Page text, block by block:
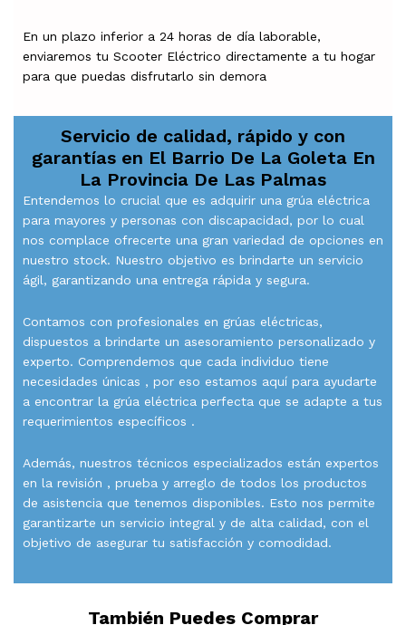
En un plazo inferior a 24 horas de día laborable,
enviaremos tu Scooter Eléctrico directamente a tu hogar
para que puedas disfrutarlo sin demora
Servicio de calidad, rápido y con
garantías en El Barrio De La Goleta En
La Provincia De Las Palmas
Entendemos lo crucial que es adquirir una grúa eléctrica
para mayores y personas con discapacidad, por lo cual
nos complace ofrecerte una gran variedad de opciones en
nuestro stock. Nuestro objetivo es brindarte un servicio
ágil, garantizando una entrega rápida y segura.
Contamos con profesionales en grúas eléctricas,
dispuestos a brindarte un asesoramiento personalizado y
experto. Comprendemos que cada individuo tiene
necesidades únicas , por eso estamos aquí para ayudarte
a encontrar la grúa eléctrica perfecta que se adapte a tus
requerimientos específicos .
Además, nuestros técnicos especializados están expertos
en la revisión , prueba y arreglo de todos los productos
de asistencia que tenemos disponibles. Esto nos permite
garantizarte un servicio integral y de alta calidad, con el
objetivo de asegurar tu satisfacción y comodidad.
También Puedes Comprar